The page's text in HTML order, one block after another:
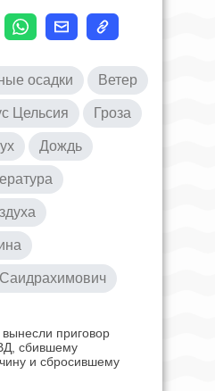
осадки Ветер
Цельсия Гроза
Дождь
приговор
сбившему
и сбросившему